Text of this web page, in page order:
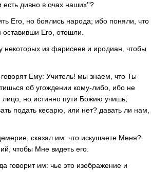
есть дивно в очах наших''?
Его, но боялись народа; ибо поняли, что
оставивши Его, отошли.
из фарисеев и иродиан, чтобы
Ему: Учитель! мы знаем, что Ты
об угождении кому-либо, ибо не
лицо, но истинно пути Божию учишь;
подать кесарю, или нет? давать ли нам,
сказал им: что искушаете Меня?
чтобы Мне видеть его.
говорит им: чье это изображение и